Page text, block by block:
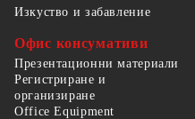
Изкуство и забавление
Офис консумативи
Презентационни материали
Регистриране и
организиране
Office Equipment